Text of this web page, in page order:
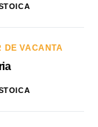
DE VACANTA